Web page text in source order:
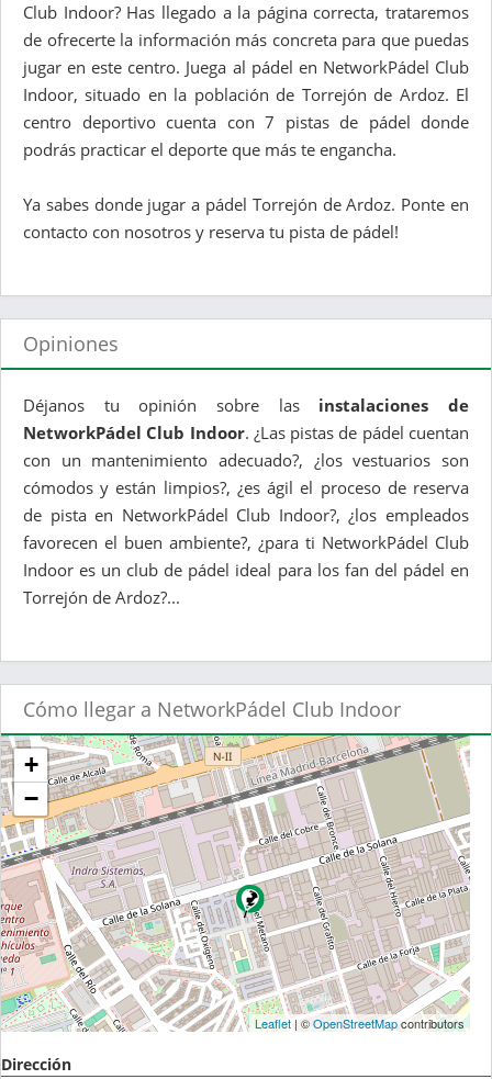
Club Indoor? Has llegado a la página correcta, trataremos
de ofrecerte la información más concreta para que puedas
jugar en este centro. Juega al pádel en NetworkPádel Club
Indoor, situado en la población de Torrejón de Ardoz. El
centro deportivo cuenta con 7 pistas de pádel donde
podrás practicar el deporte que más te engancha.
Ya sabes donde jugar a pádel Torrejón de Ardoz. Ponte en
contacto con nosotros y reserva tu pista de pádel!
Opiniones
Déjanos tu opinión sobre las instalaciones de
NetworkPádel Club Indoor. ¿Las pistas de pádel cuentan
con un mantenimiento adecuado?, ¿los vestuarios son
cómodos y están limpios?, ¿es ágil el proceso de reserva
de pista en NetworkPádel Club Indoor?, ¿los empleados
favorecen el buen ambiente?, ¿para ti NetworkPádel Club
Indoor es un club de pádel ideal para los fan del pádel en
Torrejón de Ardoz?...
Cómo llegar a NetworkPádel Club Indoor
+
−
Leaflet| ©OpenStreetMapcontributors
Dirección